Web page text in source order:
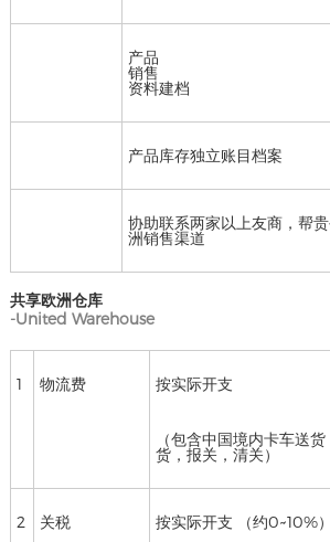
产品
销售
资料建档
产品库存独立账目档案
协助联系两家以上友商，帮
洲销售渠道
共享欧洲仓库
-United Warehouse
1 物流费 按实际开支
（包含中国境内卡车送
货，报关，清关）
2 关税 按实际开支 （约0~10%）